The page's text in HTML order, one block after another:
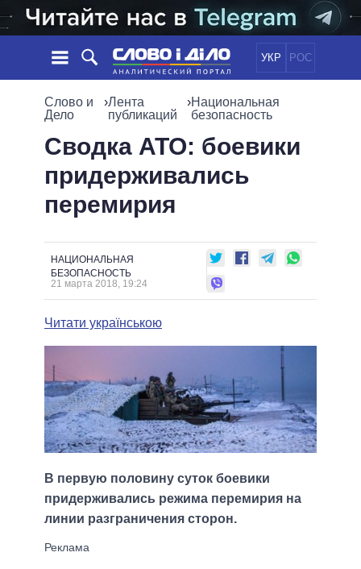
УКР РОС
НОВОСТИ
ЛЕНТА
СОБЫТИЯ
СТАТЬИ
МНЕНИЯ
ДАЙДЖЕСТЫ
ПОЛИТИКА
ОБЩЕСТВО
ОБЕЩАНИЯ
ПОЛИТИКИ
ВСЕ ПОЛИТИКИ
ВЕРХОВНАЯ РАДА
КАБИНЕТ МИНИСТРОВ
ГЛАВЫ ОБЛАДМИНИСТРАЦИЙ
МЭРЫ
ВСЕ ПЕРСОНЫ
ИНФОГРАФИКА
ВИДЕО
ПОДДЕРЖАТЬ
СРАВНЕНИЕ ПОЛИТИКОВ
Слово и
Дело
›Лента
публикаций
›Национальная
безопасность
Сводка АТО: боевики
придерживались
перемирия
НАЦИОНАЛЬНАЯ
БЕЗОПАСНОСТЬ
21 марта 2018, 19:24
Читати українською
В первую половину суток боевики
придерживались режима перемирия на
линии разграничения сторон.